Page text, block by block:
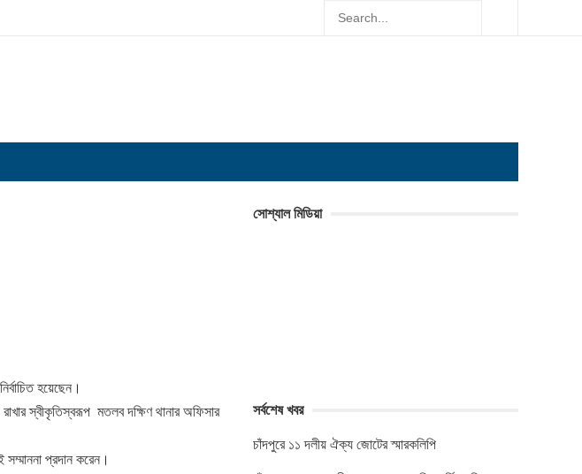
হয়েছেন।
স্বীকৃতিস্বরূপ মতলব দক্ষিণ থানার অফিসার
প্রদান করেন।
সোশ্যাল মিডিয়া
সর্বশেষ খবর
চাঁদপুরে ১১ দলীয় ঐক্য জোটের স্মারকলিপি